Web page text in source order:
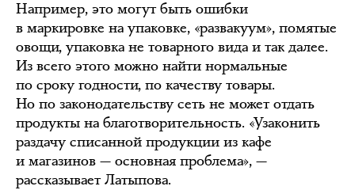
Например, это могут быть ошибки
в маркировке на упаковке, «развакуум», помятые
овощи, упаковка не товарного вида и так далее.
Из всего этого можно найти нормальные
по сроку годности, по качеству товары.
Но по законодательству сеть не может отдать
продукты на благотворительность. «Узаконить
раздачу списанной продукции из кафе
и магазинов — основная проблема», —
рассказывает Латыпова.